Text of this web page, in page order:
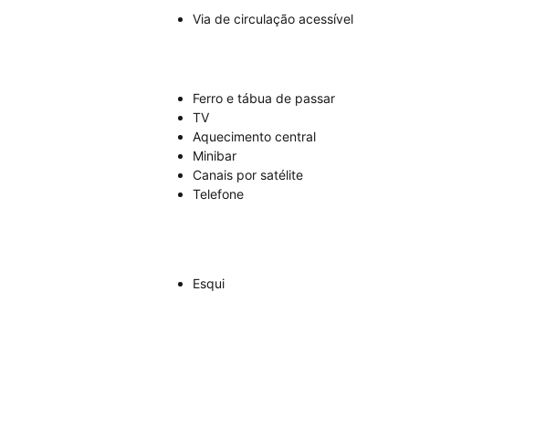
Via de circulação acessível
Ferro e tábua de passar
TV
Aquecimento central
Minibar
Canais por satélite
Telefone
Esqui